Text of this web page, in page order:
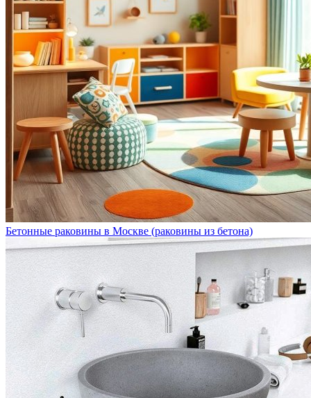
Бетонные раковины в Москве (раковины из бетона)